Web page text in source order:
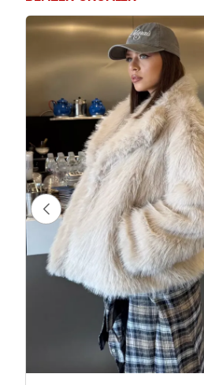
Kadın Astarlı Kürklü Kısa Mont Taş
%24 İndirim